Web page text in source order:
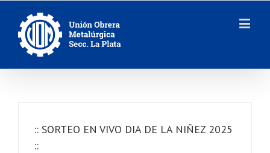
:: SORTEO EN VIVO DIA DE LA NIÑEZ 2025
::